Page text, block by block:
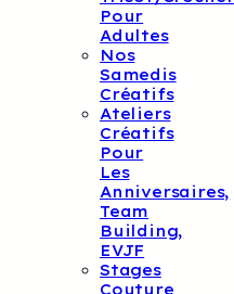
Pour
Adultes
Nos
Samedis
Créatifs
Ateliers
Créatifs
Pour
Les
Anniversaires,
Team
Building,
EVJF
Stages
Couture